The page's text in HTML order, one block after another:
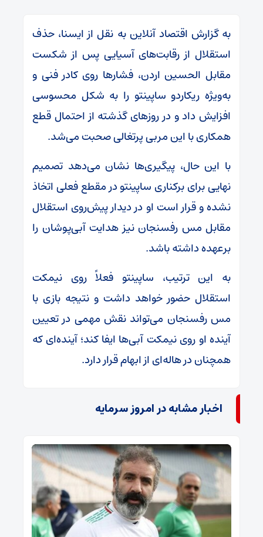
به گزارش اقتصاد آنلاین به نقل از ایسنا، حذف
استقلال از رقابت‌های آسیایی پس از شکست
مقابل الحسین اردن، فشار‌ها روی کادر فنی و
به‌ویژه ریکاردو ساپینتو را به شکل محسوسی
افزایش داد و در روز‌های گذشته از احتمال قطع
همکاری با این مربی پرتغالی صحبت می‌شد.
با این حال، پیگیری‌ها نشان می‌دهد تصمیم
نهایی برای برکناری ساپینتو در مقطع فعلی اتخاذ
نشده و قرار است او در دیدار پیش‌روی استقلال
مقابل مس رفسنجان نیز هدایت آبی‌پوشان را
برعهده داشته باشد.
به این ترتیب، ساپینتو فعلاً روی نیمکت
استقلال حضور خواهد داشت و نتیجه بازی با
مس رفسنجان می‌تواند نقش مهمی در تعیین
آینده او روی نیمکت آبی‌ها ایفا کند؛ آینده‌ای که
همچنان در هاله‌ای از ابهام قرار دارد.
اخبار مشابه در امروز سرمایه